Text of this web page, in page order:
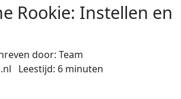
Rookie: Instellen en
door: Team
Leestijd: 6 minuten